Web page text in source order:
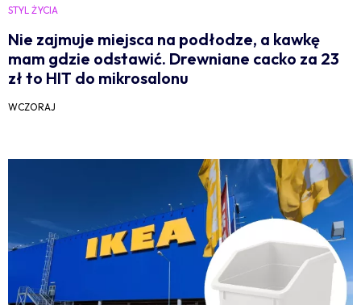
STYL ŻYCIA
Nie zajmuje miejsca na podłodze, a kawkę
mam gdzie odstawić. Drewniane cacko za 23
zł to HIT do mikrosalonu
WCZORAJ